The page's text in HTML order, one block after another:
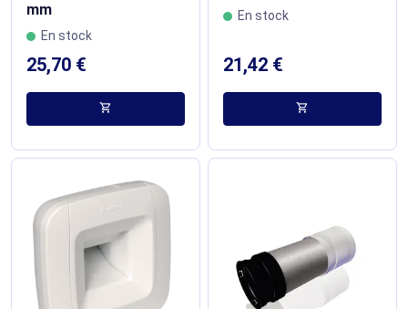
mm
En stock
25,70 €
shopping_cart
En stock
21,42 €
shopping_cart